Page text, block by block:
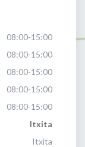
08:00-15:00
08:00-15:00
08:00-15:00
08:00-15:00
08:00-15:00
Itxita
Itxita